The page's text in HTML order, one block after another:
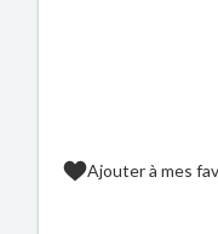
Ajouter à mes